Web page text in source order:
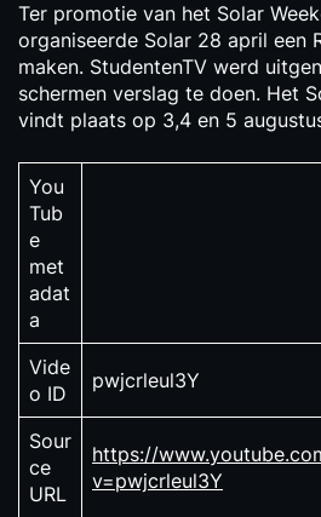
Ter promotie van het Solar
organiseerde Solar 28 april een
maken. StudentenTV werd
schermen verslag te doen. Het
vindt plaats op 3,4 en 5
You
Tub
e
met
adat
a
Vide
o ID
pwjcrleul3Y
Sour
ce
URL
https://
v=pwjcrleul3Y